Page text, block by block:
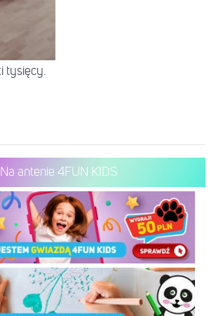
tysięcy.
Na antenie 4FUN KIDS